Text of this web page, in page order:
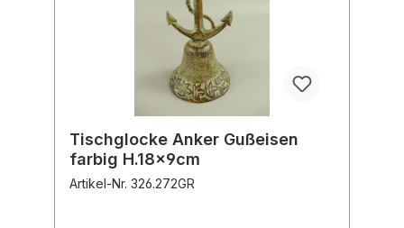
Tischglocke Anker Gußeisen
farbig H.18x9cm
Artikel-Nr. 326.272GR